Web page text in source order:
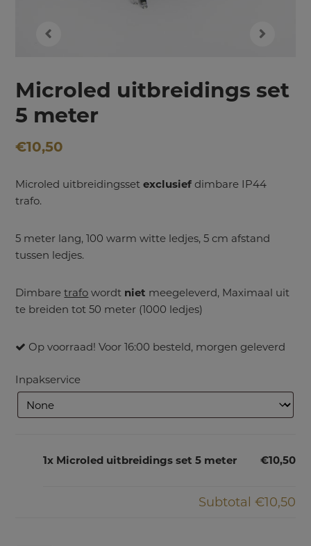
Microled uitbreidings set
5 meter
€10,50
Microled uitbreidingssetexclusief dimbare IP44
trafo.
5 meter lang, 100 warm witte ledjes, 5 cm afstand
tussen ledjes.
Dimbaretrafo wordt niet meegeleverd, Maximaal uit
te breiden tot 50 meter (1000 ledjes)
Op voorraad! Voor 16:00 besteld, morgen geleverd
Inpakservice
1x Microled uitbreidings set 5 meter €10,50
Subtotal €10,50